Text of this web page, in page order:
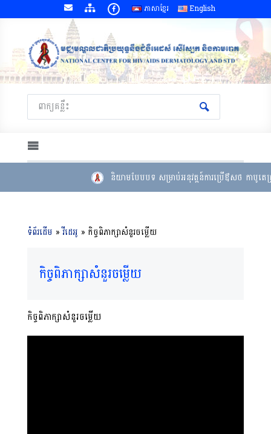
ភាសាខ្មែរ English
និយាមបែបបទ សម្រាប់អនុវត្តន៍ការប្រើឳសថ កាបូតេ
ទំព័រដើម »វីដេអូ » កិច្ចពិភាក្សាសំនួរចម្លើយ
កិច្ចពិភាក្សាសំនួរចម្លើយ
កិច្ចពិភាក្សាសំនួរចម្លើយ